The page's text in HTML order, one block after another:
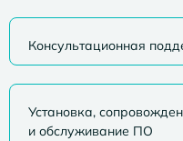
Консультационная
Установка,
и обслуживание ПО